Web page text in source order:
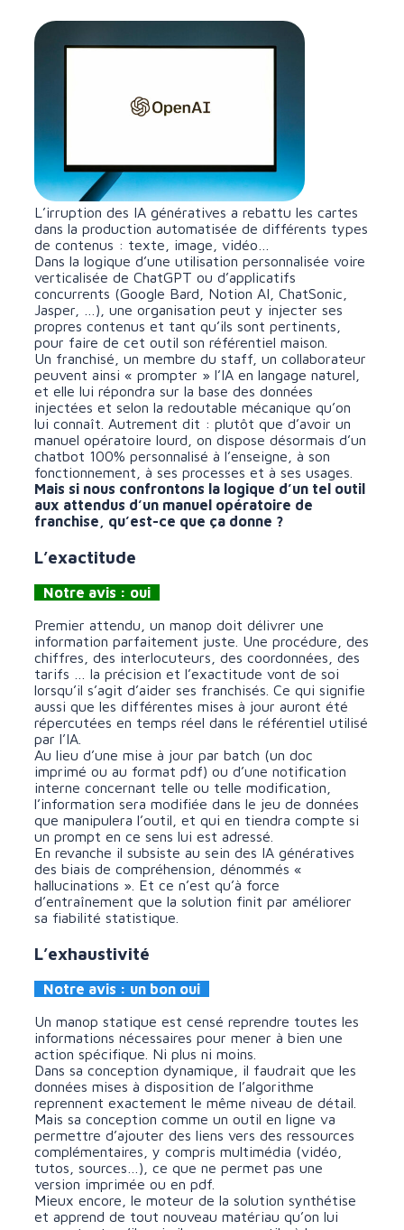
L’irruption des IA génératives a rebattu les cartes
dans la production automatisée de différents types
de contenus : texte, image, vidéo…
Dans la logique d’une utilisation personnalisée voire
verticalisée de ChatGPT ou d’applicatifs
concurrents (Google Bard, Notion AI, ChatSonic,
Jasper, …), une organisation peut y injecter ses
propres contenus et tant qu’ils sont pertinents,
pour faire de cet outil son référentiel maison.
Un franchisé, un membre du staff, un collaborateur
peuvent ainsi « prompter » l’IA en langage naturel,
et elle lui répondra sur la base des données
injectées et selon la redoutable mécanique qu’on
lui connaît. Autrement dit : plutôt que d’avoir un
manuel opératoire lourd, on dispose désormais d’un
chatbot 100% personnalisé à l’enseigne, à son
fonctionnement, à ses processes et à ses usages.
Mais si nous confrontons la logique d’un tel outil
aux attendus d’un manuel opératoire de
franchise, qu’est-ce que ça donne ?
L’exactitude
Notre avis : oui
Premier attendu, un manop doit délivrer une
information parfaitement juste. Une procédure, des
chiffres, des interlocuteurs, des coordonnées, des
tarifs … la précision et l’exactitude vont de soi
lorsqu’il s’agit d’aider ses franchisés. Ce qui signifie
aussi que les différentes mises à jour auront été
répercutées en temps réel dans le référentiel utilisé
par l’IA.
Au lieu d’une mise à jour par batch (un doc
imprimé ou au format pdf) ou d’une notification
interne concernant telle ou telle modification,
l’information sera modifiée dans le jeu de données
que manipulera l’outil, et qui en tiendra compte si
un prompt en ce sens lui est adressé.
En revanche il subsiste au sein des IA génératives
des biais de compréhension, dénommés «
hallucinations ». Et ce n’est qu’à force
d’entraînement que la solution finit par améliorer
sa fiabilité statistique.
L’exhaustivité
Notre avis : un bon oui
Un manop statique est censé reprendre toutes les
informations nécessaires pour mener à bien une
action spécifique. Ni plus ni moins.
Dans sa conception dynamique, il faudrait que les
données mises à disposition de l’algorithme
reprennent exactement le même niveau de détail.
Mais sa conception comme un outil en ligne va
permettre d’ajouter des liens vers des ressources
complémentaires, y compris multimédia (vidéo,
tutos, sources…), ce que ne permet pas une
version imprimée ou en pdf.
Mieux encore, le moteur de la solution synthétise
et apprend de tout nouveau matériau qu’on lui